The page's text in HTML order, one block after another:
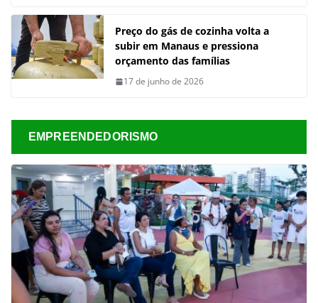
Preço do gás de cozinha volta a
subir em Manaus e pressiona
orçamento das famílias
17 de junho de 2026
EMPREENDEDORISMO